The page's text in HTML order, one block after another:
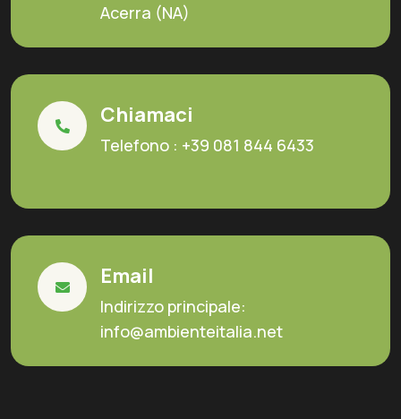
Acerra (NA)
Chiamaci
Telefono : +39 081 844 6433
Email
Indirizzo principale:
info@ambienteitalia.net